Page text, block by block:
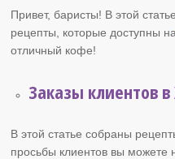
Привет, баристы! В этой
рецепты, которые доступны
отличный кофе!
Заказы клиентов
В этой статье собраны
просьбы клиентов вы можете